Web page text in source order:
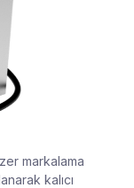
markalama
kalıcı